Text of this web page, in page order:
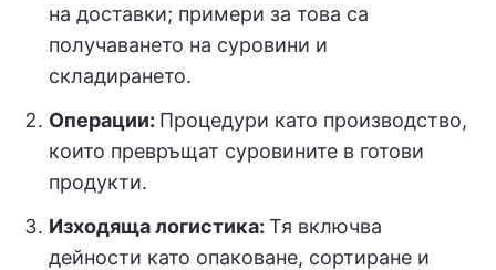
на доставки; примери за това са
получаването на суровини и
складирането.
Операции: Процедури като производство,
които превръщат суровините в готови
продукти.
Изходяща логистика: Тя включва
дейности като опаковане, сортиране и